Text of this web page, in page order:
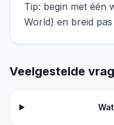
Tip: begin met één
World) en breid
Veelgestelde